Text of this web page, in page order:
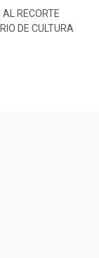
RECORTE
DE CULTURA